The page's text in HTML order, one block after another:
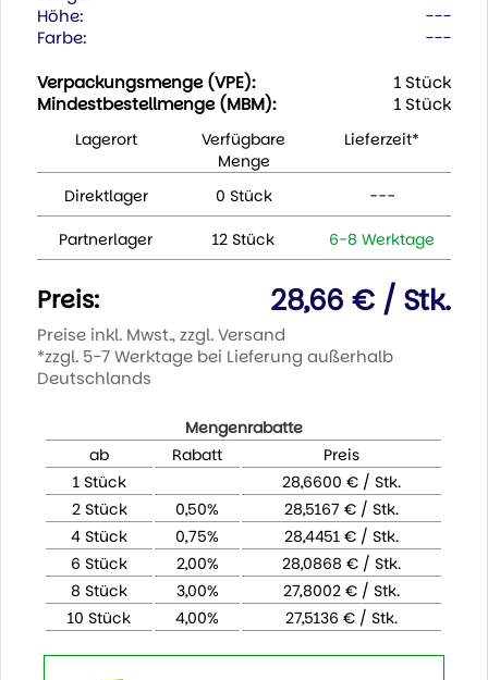
Höhe:
---
Farbe:
---
Verpackungsmenge (VPE):
1 Stück
Mindestbestellmenge (MBM):
1 Stück
Lagerort
Verfügbare
Menge
Lieferzeit*
Direktlager 0 Stück ---
Partnerlager 12 Stück 6-8 Werktage
Preis: 28,66 € / Stk.
Preise inkl. Mwst., zzgl. Versand
*zzgl. 5-7 Werktage bei Lieferung außerhalb
Deutschlands
Mengenrabatte
ab
Rabatt
Preis
1 Stück
28,6600 € / Stk.
2 Stück
0,50%
28,5167 € / Stk.
4 Stück
0,75%
28,4451 € / Stk.
6 Stück
2,00%
28,0868 € / Stk.
8 Stück
3,00%
27,8002 € / Stk.
10 Stück
4,00% 27,5136 € / Stk.